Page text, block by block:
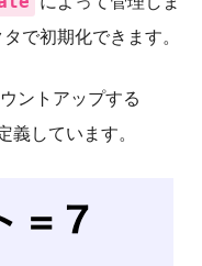
で初期化できます。
ントアップする
義しています。